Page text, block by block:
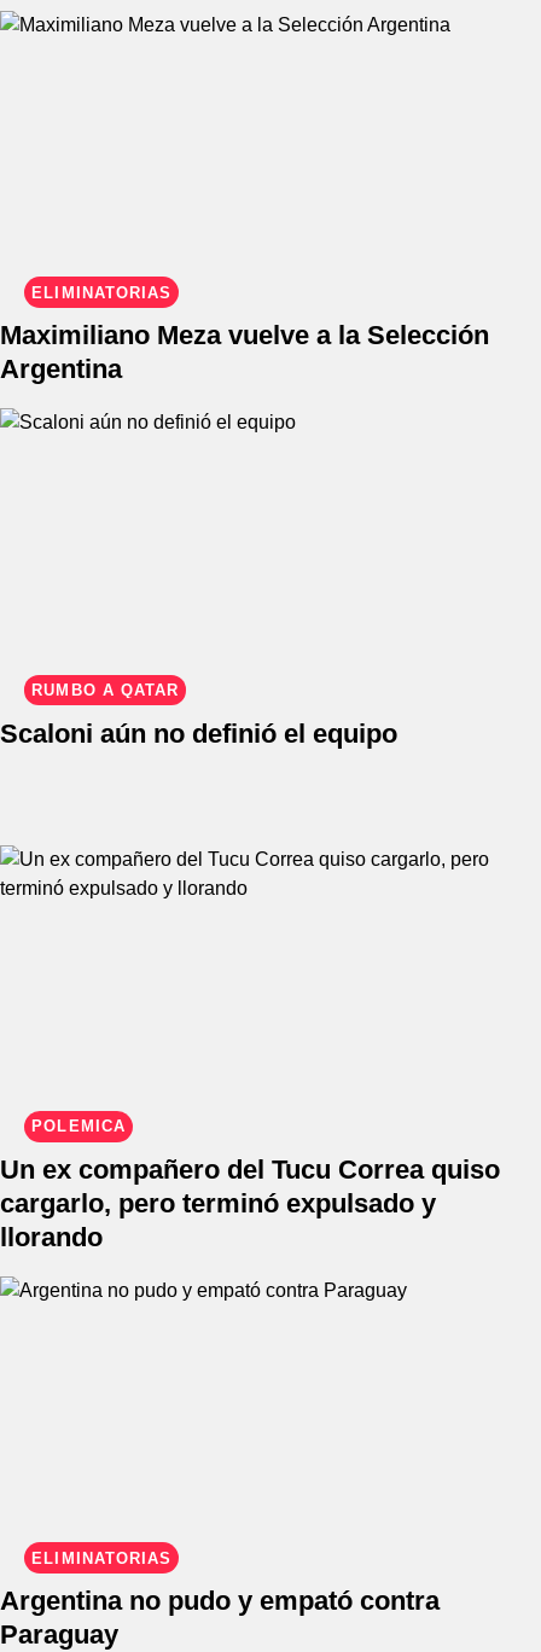
ELIMINATORIAS
Maximiliano Meza vuelve a la Selección
Argentina
RUMBO A QATAR
Scaloni aún no definió el equipo
POLÉMICA
Un ex compañero del Tucu Correa quiso
cargarlo, pero terminó expulsado y
llorando
ELIMINATORIAS
Argentina no pudo y empató contra
Paraguay